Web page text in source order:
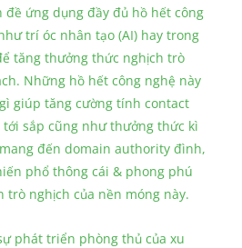
đề ứng dụng đầy đủ hồ hết công
trí óc nhân tạo (AI) hay trong
tăng thưởng thức nghịch trò
Những hồ hết công nghệ này
giúp tăng cường tính contact
sắp cũng như thưởng thức kì
đến domain authority đình,
phổ thông cái & phong phú
trò nghịch của nền móng này.
phát triển phòng thủ của xu